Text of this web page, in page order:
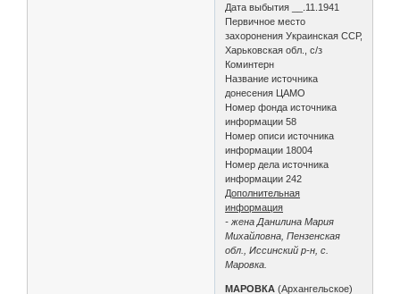
Дата выбытия __.11.1941
Первичное место
захоронения Украинская ССР,
Харьковская обл., с/з
Коминтерн
Название источника
донесения ЦАМО
Номер фонда источника
информации 58
Номер описи источника
информации 18004
Номер дела источника
информации 242
Дополнительная
информация
- жена Данилина Мария
Михайловна, Пензенская
обл., Иссинский р-н, с.
Маровка.
МАРОВКА (Архангельское)